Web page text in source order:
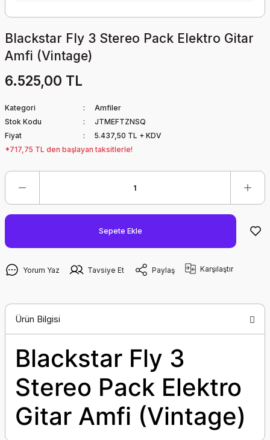
Blackstar Fly 3 Stereo Pack Elektro Gitar
Amfi (Vintage)
6.525,00 TL
Kategori
Amfiler
Stok Kodu
JTMEFTZNSQ
Fiyat
5.437,50 TL + KDV
*717,75 TL den başlayan taksitlerle!
Sepete Ekle
Yorum Yaz Tavsiye Et Paylaş Karşılaştır
Ürün Bilgisi
Blackstar Fly 3
Stereo Pack Elektro
Gitar Amfi (Vintage)